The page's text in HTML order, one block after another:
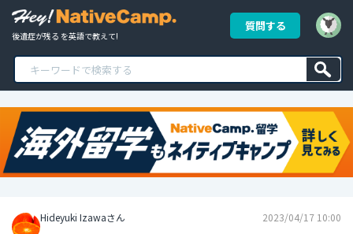
後遺症が残る を英語で教えて!
質問する
Hideyuki Izawaさん 2023/04/17 10:00